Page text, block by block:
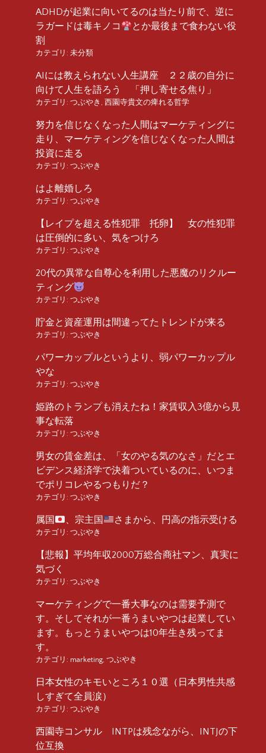
ADHDが起業に向いてるのは当たり前で、逆に
ラガードは毒キノコ
とか最後まで食わない役
割
カテゴリ: 未分類
AIには教えられない人生講座 ２２歳の自分に
向けて人生を語ろう 「押し寄せる焦り」
カテゴリ: つぶやき , 西園寺貴文の痺れる哲学
努力を信じなくなった人間はマーケティングに
走り、マーケティングを信じなくなった人間は
投資に走る
カテゴリ: つぶやき
はよ離婚しろ
カテゴリ: つぶやき
【レイプを超える性犯罪 托卵】 女の性犯罪
は圧倒的に多い、気をつけろ
カテゴリ: つぶやき
20代の異常な自尊心を利用した悪魔のリクルー
ティング
カテゴリ: つぶやき
貯金と資産運用は間違ってたトレンドが来る
カテゴリ: つぶやき
パワーカップルというより、弱パワーカップル
やな
カテゴリ: つぶやき
姫路のトランプも消えたね！家賃収入3億から見
事な転落
カテゴリ: つぶやき
男女の賃金差は、「女のやる気のなさ」だとエ
ビデンス経済学で決着ついているのに、いつま
でポリコレやるつもりだ？
カテゴリ: つぶやき
属国 、宗主国 さまから、円高の指示受ける
カテゴリ: つぶやき
【悲報】平均年収2000万総合商社マン、真実に
気づく
カテゴリ: つぶやき
マーケティングで一番大事なのは需要予測で
す。そしてそれが一番うまいやつは起業してい
ます。もっとうまいやつは10年生き残ってま
す。
カテゴリ: marketing, つぶやき
日本女性のキモいところ１０選（日本男性共感
しすぎて全員涙）
カテゴリ: つぶやき
西園寺コンサル INTPは残念ながら、INTJの下
位互換